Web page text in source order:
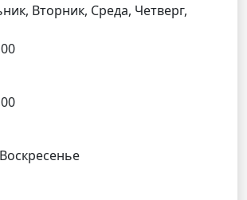
Вторник, Среда, Четверг,